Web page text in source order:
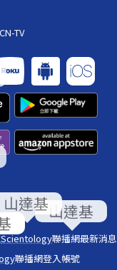
TV
Scientology聯播網最新消息
聯播網登入帳號